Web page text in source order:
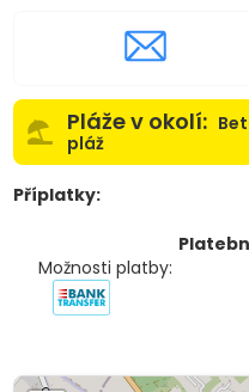
Pláže v okolí:
pláž
Příplatky:
Možnosti platby: